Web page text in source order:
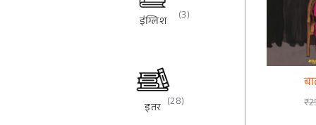
इंग्लिश (3)
इतर (28) ₹